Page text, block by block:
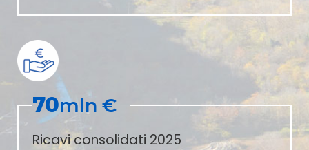
70mln €
Ricavi consolidati 2025